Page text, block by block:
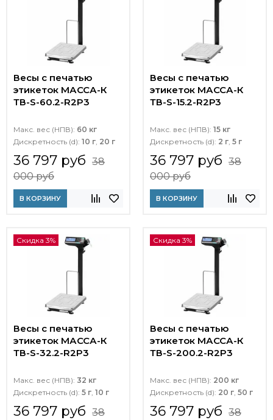
Весы с печатью
этикеток МАССА-К
ТВ-S-60.2-R2P3
Макс. вес (НПВ): 60 кг
Дискретность (d): 10 г, 20 г
36 797 руб 38
000 руб
В КОРЗИНУ
Весы с печатью
этикеток МАССА-К
ТВ-S-15.2-R2Р3
Макс. вес (НПВ): 15 кг
Дискретность (d): 2 г, 5 г
36 797 руб 38
000 руб
В КОРЗИНУ
Скидка 3%
Весы с печатью
этикеток МАССА-К
ТВ-S-32.2-R2P3
Макс. вес (НПВ): 32 кг
Дискретность (d): 5 г, 10 г
36 797 руб 38
Скидка 3%
Весы с печатью
этикеток МАССА-К
ТВ-S-200.2-R2P3
Макс. вес (НПВ): 200 кг
Дискретность (d): 20 г, 50 г
36 797 руб 38